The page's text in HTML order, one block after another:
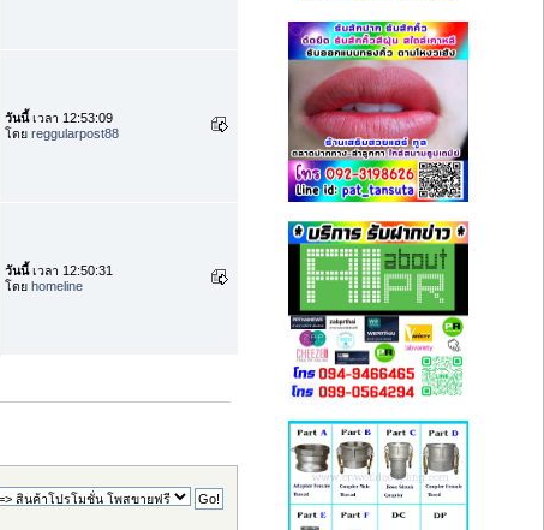
วันนี้เวลา 12:53:09
โดย reggularpost88
วันนี้เวลา 12:50:31
โดย homeline